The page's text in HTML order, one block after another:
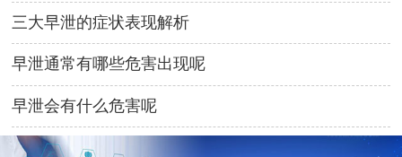
三大早泄的症状表现解析
早泄通常有哪些危害出现呢
早泄会有什么危害呢